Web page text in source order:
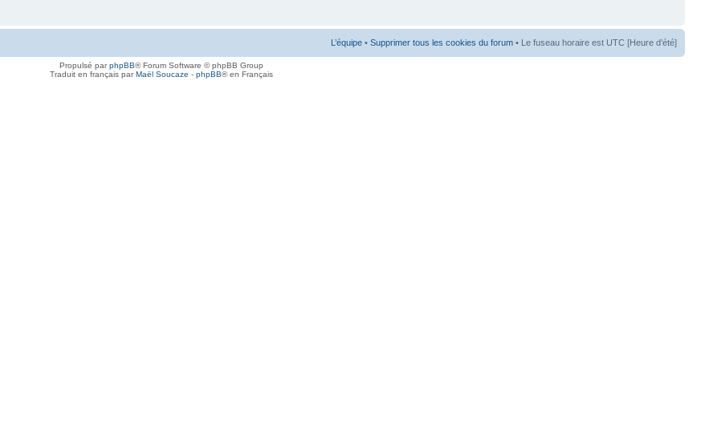
L’équipe • Supprimer tous les cookies du forum • Le fuseau horaire est UTC [Heure d’été]
Propulsé parphpBB® Forum Software © phpBB Group
Traduit en français parMaël Soucaze - phpBB® en Français